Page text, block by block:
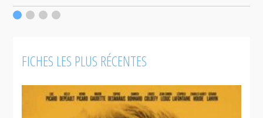
FICHES LES PLUS RÉCENTES